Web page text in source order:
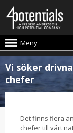
Meny
Vi söker
chefer
Det finns flera
chefer till vårt